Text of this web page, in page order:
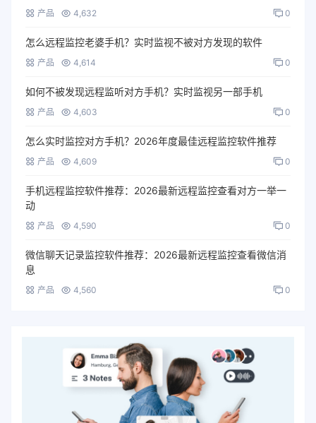
产品 4,632 0
怎么远程监控老婆手机？实时监视不被对方发现的软件
产品 4,614 0
如何不被发现远程监听对方手机？实时监视另一部手机
产品 4,603 0
怎么实时监控对方手机？2026年度最佳远程监控软件推荐
产品 4,609 0
手机远程监控软件推荐：2026最新远程监控查看对方一举一
动
产品 4,590 0
微信聊天记录监控软件推荐：2026最新远程监控查看微信消
息
产品 4,560 0